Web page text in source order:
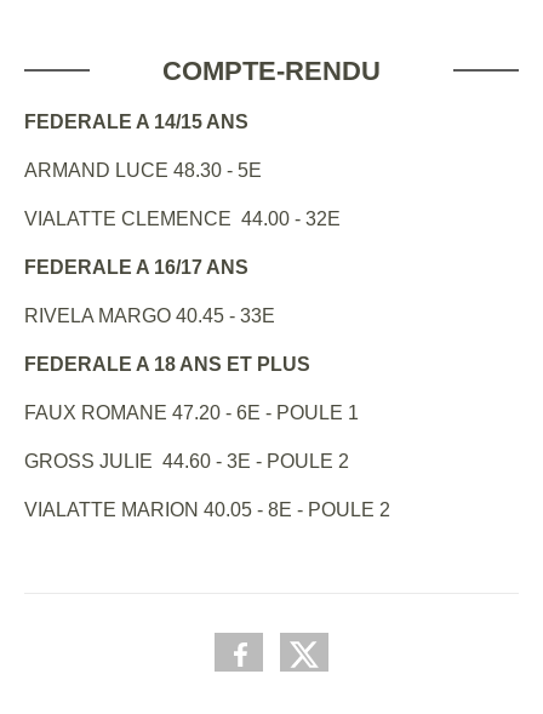
COMPTE-RENDU
FEDERALE A 14/15 ANS
ARMAND LUCE 48.30 - 5E
VIALATTE CLEMENCE 44.00 - 32E
FEDERALE A 16/17 ANS
RIVELA MARGO 40.45 - 33E
FEDERALE A 18 ANS ET PLUS
FAUX ROMANE 47.20 - 6E - POULE 1
GROSS JULIE 44.60 - 3E - POULE 2
VIALATTE MARION 40.05 - 8E - POULE 2